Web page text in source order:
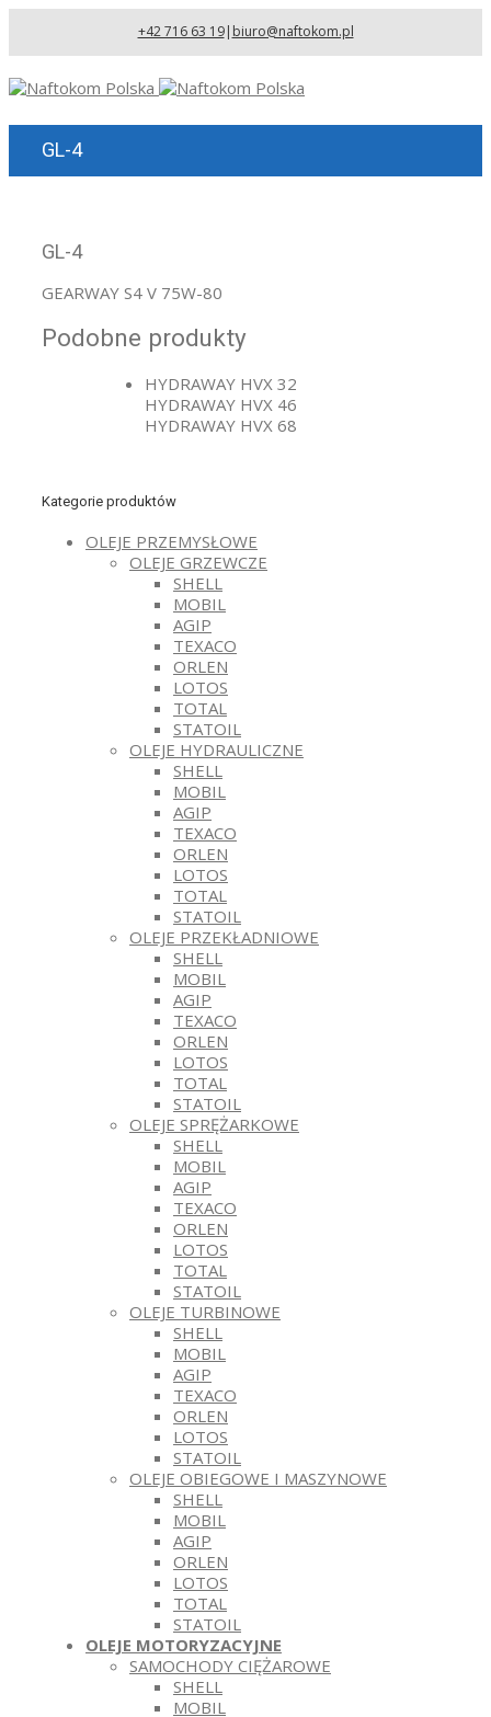
+42 716 63 19| biuro@naftokom.pl
GL-4
GL-4
GEARWAY S4 V 75W-80
Podobne produkty
HYDRAWAY HVX 32
HYDRAWAY HVX 46
HYDRAWAY HVX 68
Kategorie produktów
OLEJE PRZEMYSŁOWE
OLEJE GRZEWCZE
SHELL
MOBIL
AGIP
TEXACO
ORLEN
LOTOS
TOTAL
STATOIL
OLEJE HYDRAULICZNE
SHELL
MOBIL
AGIP
TEXACO
ORLEN
LOTOS
TOTAL
STATOIL
OLEJE PRZEKŁADNIOWE
SHELL
MOBIL
AGIP
TEXACO
ORLEN
LOTOS
TOTAL
STATOIL
OLEJE SPRĘŻARKOWE
SHELL
MOBIL
AGIP
TEXACO
ORLEN
LOTOS
TOTAL
STATOIL
OLEJE TURBINOWE
SHELL
MOBIL
AGIP
TEXACO
ORLEN
LOTOS
STATOIL
OLEJE OBIEGOWE I MASZYNOWE
SHELL
MOBIL
AGIP
ORLEN
LOTOS
TOTAL
STATOIL
OLEJE MOTORYZACYJNE
SAMOCHODY CIĘŻAROWE
SHELL
MOBIL